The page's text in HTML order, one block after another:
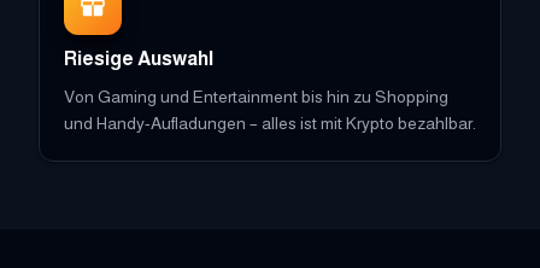
Riesige Auswahl
Von Gaming und Entertainment bis hin zu Shopping
und Handy-Aufladungen – alles ist mit Krypto bezahlbar.